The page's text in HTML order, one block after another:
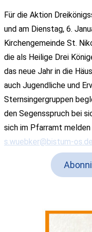
Für die Aktion
und am Dienstag, 6.
Kirchengemeinde St.
die als Heilige Drei
das neue Jahr in die
auch Jugendliche und
Sternsingergruppen
den Segensspruch bei
sich im Pfarramt
s.wuebker@bistum-os.de